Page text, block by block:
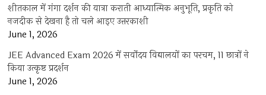
शीतकाल में गंगा दर्शन की यात्रा कराती आध्यात्मिक अनुभूति, प्रकृति को
नजदीक से देखना है तो चले आइए उत्तरकाशी
June 1, 2026
JEE Advanced Exam 2026 में सर्वोदय विद्यालयों का परचम, 11 छात्रों ने
किया उत्कृष्ट प्रदर्शन
June 1, 2026